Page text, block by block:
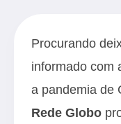
Procurando
informado com
a pandemia de
Rede Globo